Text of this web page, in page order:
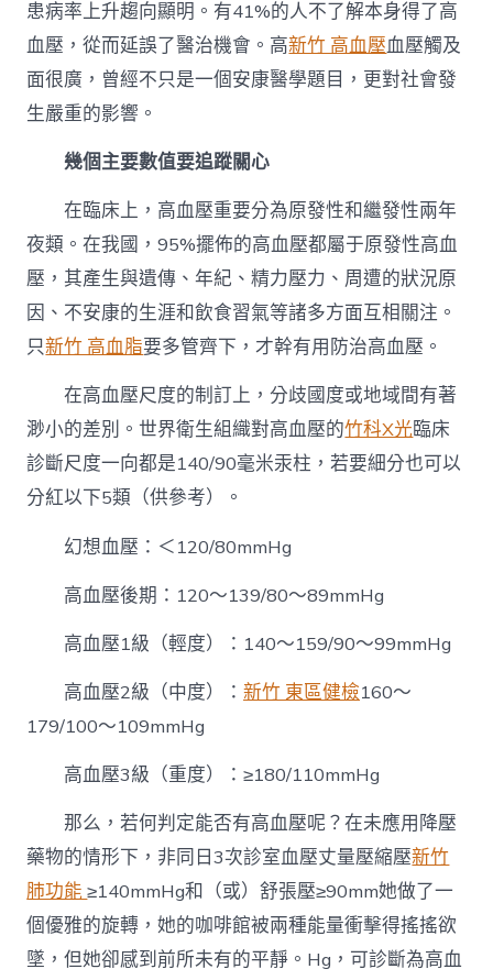
患病率上升趨向顯明。有41%的人不了解本身得了高
血壓，從而延誤了醫治機會。高新竹 高血壓血壓觸及
面很廣，曾經不只是一個安康醫學題目，更對社會發
生嚴重的影響。
幾個主要數值要追蹤關心
在臨床上，高血壓重要分為原發性和繼發性兩年
夜類。在我國，95%擺佈的高血壓都屬于原發性高血
壓，其產生與遺傳、年紀、精力壓力、周遭的狀況原
因、不安康的生涯和飲食習氣等諸多方面互相關注。
只新竹 高血脂要多管齊下，才幹有用防治高血壓。
在高血壓尺度的制訂上，分歧國度或地域間有著
渺小的差別。世界衛生組織對高血壓的竹科X光臨床
診斷尺度一向都是140/90毫米汞柱，若要細分也可以
分紅以下5類（供參考）。
幻想血壓：＜120/80mmHg
高血壓後期：120～139/80～89mmHg
高血壓1級（輕度）：140～159/90～99mmHg
高血壓2級（中度）：新竹 東區健檢160～
179/100～109mmHg
高血壓3級（重度）：≥180/110mmHg
那么，若何判定能否有高血壓呢？在未應用降壓
藥物的情形下，非同日3次診室血壓丈量壓縮壓新竹
肺功能≥140mmHg和（或）舒張壓≥90mm她做了一
個優雅的旋轉，她的咖啡館被兩種能量衝擊得搖搖欲
墜，但她卻感到前所未有的平靜。Hg，可診斷為高血